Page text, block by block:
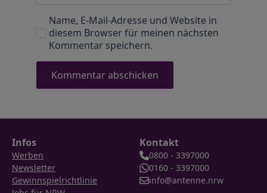
Name, E-Mail-Adresse und Website in
diesem Browser für meinen nächsten
Kommentar speichern.
Infos
Werben
Newsletter
Gewinnspielrichtlinie
Kontakt
0800 - 3397000
0160 - 3397000
info@antenne.nrw